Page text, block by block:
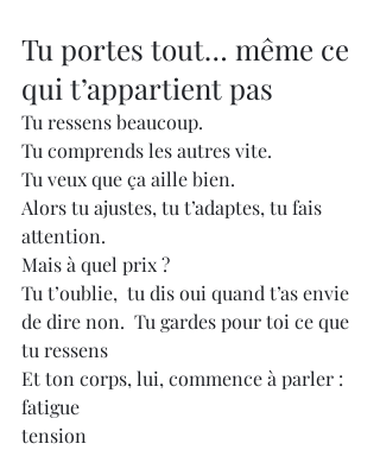
Tu portes tout… même ce
qui t’appartient pas
Tu ressens beaucoup.
Tu comprends les autres vite.
Tu veux que ça aille bien.
Alors tu ajustes, tu t’adaptes, tu fais
attention.
Mais à quel prix ?
Tu t’oublie,  tu dis oui quand t’as envie
de dire non.  Tu gardes pour toi ce que
tu ressens
Et ton corps, lui, commence à parler :
fatigue
tension